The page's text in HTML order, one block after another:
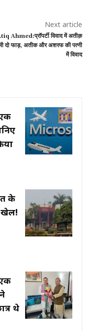
Next article
Ahmed:प्रॉपर्टी विवाद में अतीक़
दो फाड़, अतीक और अशरफ की पत्नी
में विवाद
के
खेल!
थे